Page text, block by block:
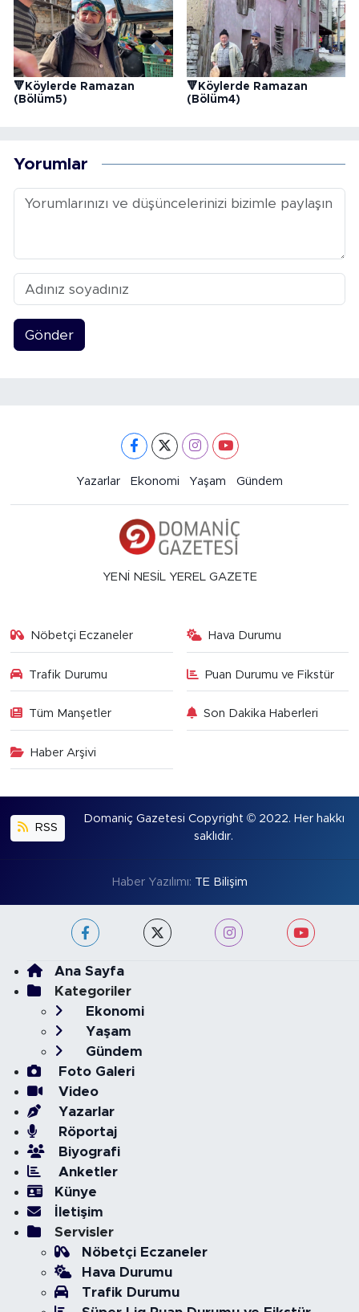
🔻Köylerde Ramazan
(Bölüm5)
🔻Köylerde Ramazan
(Bölüm4)
Yorumlar
Gönder
Yazarlar Ekonomi Yaşam Gündem
YENİ NESİL YEREL GAZETE
Nöbetçi Eczaneler Hava Durumu
Trafik Durumu Puan Durumu ve Fikstür
Tüm Manşetler Son Dakika Haberleri
Haber Arşivi
RSS
Domaniç Gazetesi Copyright © 2022. Her hakkı
saklıdır.
Haber Yazılımı: TE Bilişim
Ana Sayfa
Kategoriler
Ekonomi
Yaşam
Gündem
Foto Galeri
Video
Yazarlar
Röportaj
Biyografi
Anketler
Künye
İletişim
Servisler
Nöbetçi Eczaneler
Hava Durumu
Trafik Durumu